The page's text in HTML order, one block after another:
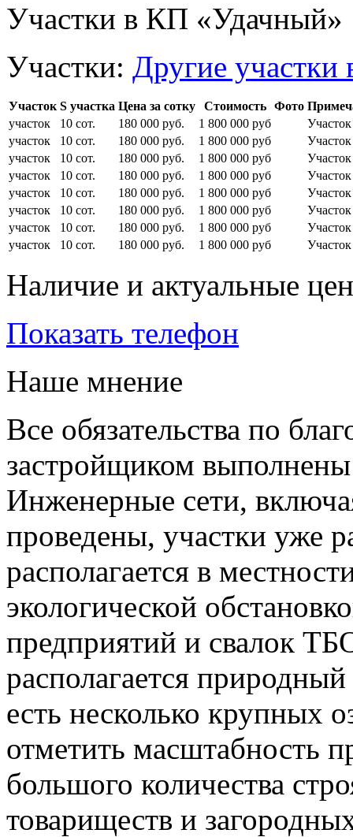
Участки в КП «Удачный»
Участки: Другие
Участок S участка Цена за сотку Стоимость Фото
участок
10 сот. 180 000 руб. 1 800 000 руб
участок
10 сот. 180 000 руб. 1 800 000 руб
участок
10 сот. 180 000 руб. 1 800 000 руб
участок
10 сот. 180 000 руб. 1 800 000 руб
участок
10 сот. 180 000 руб. 1 800 000 руб
участок
10 сот. 180 000 руб. 1 800 000 руб
участок
10 сот. 180 000 руб. 1 800 000 руб
участок
10 сот. 180 000 руб. 1 800 000 руб
Наличие и актуальные
Показать телефон
Наше мнение
Все обязательства по
застройщиком
Инженерные сети,
проведены, участки уже
располагается в
экологической
предприятий и свалок
располагается
есть несколько крупных
отметить масштабность
большого количества
товариществ и